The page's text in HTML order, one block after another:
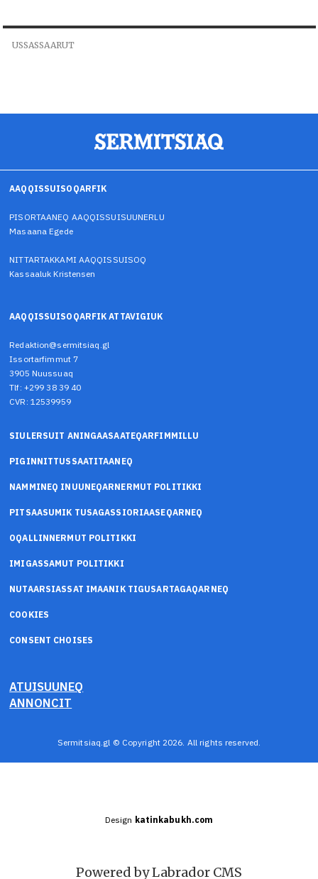
USSASSAARUT
AAQQISSUISOQARFIK
PISORTAANEQ AAQQISSUISUUNERLU
Masaana Egede
NITTARTAKKAMI AAQQISSUISOQ
Kassaaluk Kristensen
AAQQISSUISOQARFIK ATTAVIGIUK
Redaktion@sermitsiaq.gl
Issortarfimmut 7
3905 Nuussuaq
Tlf: +299 38 39 40
CVR: 12539959
SIULERSUIT ANINGAASAATEQARFIMMILLU
PIGINNITTUSSAATITAANEQ
NAMMINEQ INUUNEQARNERMUT POLITIKKI
PITSAASUMIK TUSAGASSIORIAASEQARNEQ
OQALLINNERMUT POLITIKKI
IMIGASSAMUT POLITIKKI
NUTAARSIASSAT IMAANIK TIGUSARTAGAQARNEQ
COOKIES
CONSENT CHOISES
ATUISUUNEQ
ANNONCIT
Sermitsiaq.gl © Copyright 2026. All rights reserved.
Design katinkabukh.com
Powered by Labrador CMS